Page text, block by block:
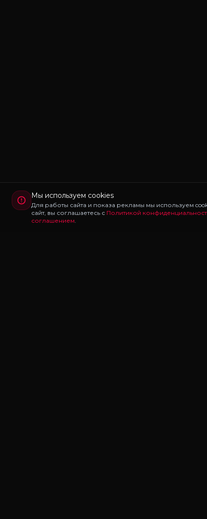
Мы используем cookies
Для работы сайта и показа рекламы мы используем
сайт, вы соглашаетесь с Политикой
соглашением.